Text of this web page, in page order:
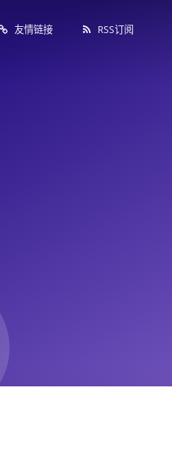
友情链接 RSS订阅